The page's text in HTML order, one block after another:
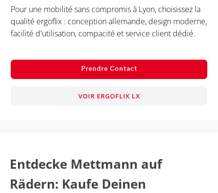
Pour une mobilité sans compromis à Lyon, choisissez la
qualité ergoflix : conception allemande, design moderne,
facilité d'utilisation, compacité et service client dédié.
Prendre Contact
VOIR ERGOFLIX LX
Entdecke Mettmann auf
Rädern: Kaufe Deinen